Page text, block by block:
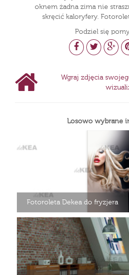
oknem żadna zima nie
skręcić kaloryfery.
Podziel się
Wgraj zdjęcia
Losowo wybrane
Fotoroleta Dekea do fryzjera